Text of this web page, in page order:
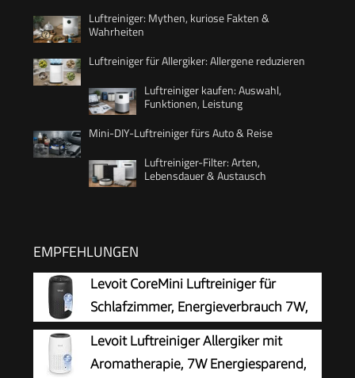
Luftreiniger: Mythen, kuriose Fakten &
Wahrheiten
Luftreiniger für Allergiker: Allergene reduzieren
Luftreiniger kaufen: Auswahl,
Funktionen, Leistung
Mini-DIY-Luftreiniger fürs Auto & Reise
Luftreiniger-Filter: Arten,
Lebensdauer & Austausch
EMPFEHLUNGEN
Levoit CoreMini Luftreiniger für
Schlafzimmer, Energieverbrauch 7W,
Schwarz
Levoit Luftreiniger Allergiker mit
Aromatherapie, 7W Energiesparend,